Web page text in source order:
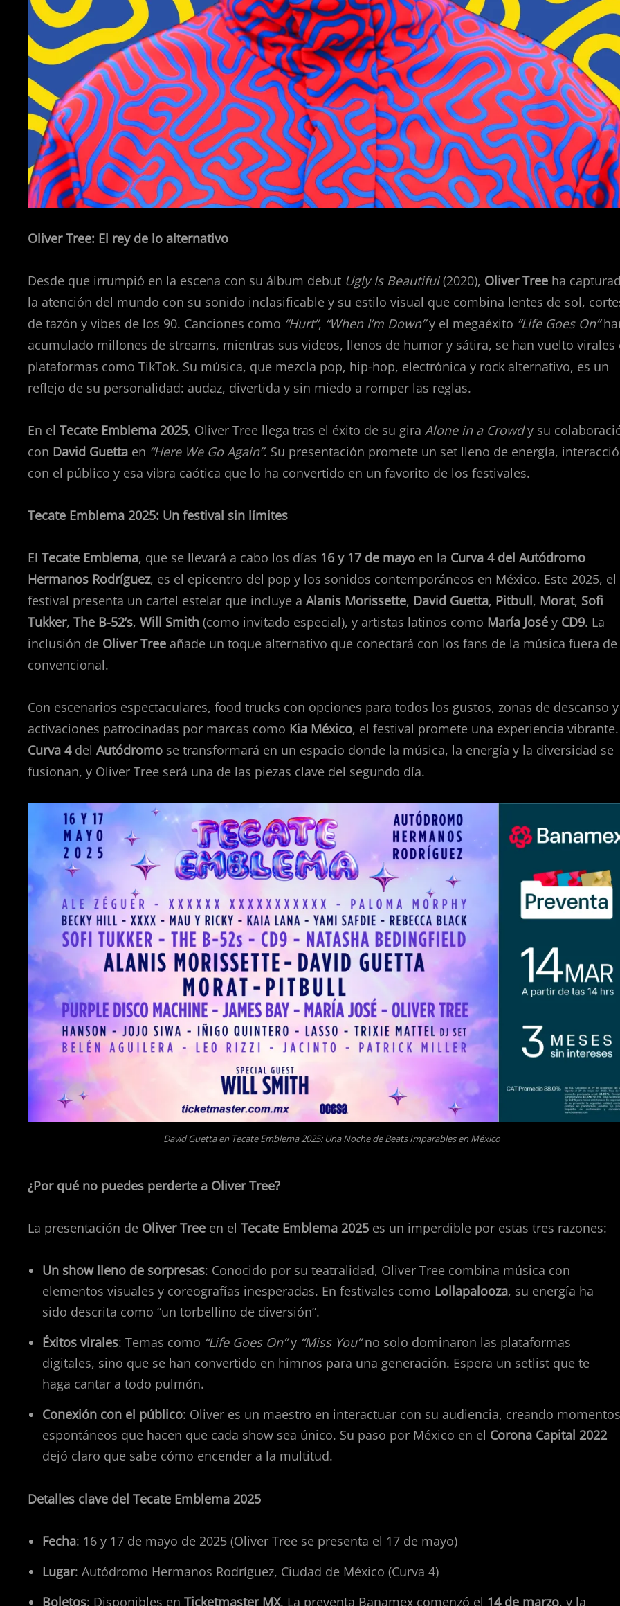
Oliver Tree: El rey de lo alternativo
Desde que irrumpió en la escena con su álbum debut Ugly Is Beautiful(2020), Oliver Tree ha
la atención del mundo con su sonido inclasificable y su estilo visual que combina lentes de sol,
de tazón y vibes de los 90. Canciones como “Hurt”, “When I’m Down”y el megaéxito “Life Goes On”
acumulado millones de streams, mientras sus videos, llenos de humor y sátira, se han vuelto virales
plataformas como TikTok. Su música, que mezcla pop, hip-hop, electrónica y rock alternativo, es un
reflejo de su personalidad: audaz, divertida y sin miedo a romper las reglas.
En el Tecate Emblema 2025, Oliver Tree llega tras el éxito de su gira Alone in a Crowdy su
con David Guetta en “Here We Go Again”. Su presentación promete un set lleno de energía,
con el público y esa vibra caótica que lo ha convertido en un favorito de los festivales.
Tecate Emblema 2025: Un festival sin límites
El Tecate Emblema, que se llevará a cabo los días 16 y 17 de mayo en la Curva 4 del Autódromo
Hermanos Rodríguez, es el epicentro del pop y los sonidos contemporáneos en México. Este 2025, el
festival presenta un cartel estelar que incluye a Alanis Morissette, David Guetta, Pitbull, Morat, Sofi
Tukker, The B-52’s, Will Smith (como invitado especial), y artistas latinos como María José y CD9. La
inclusión de Oliver Tree añade un toque alternativo que conectará con los fans de la música fuera
convencional.
Con escenarios espectaculares, food trucks con opciones para todos los gustos, zonas de descanso y
activaciones patrocinadas por marcas como Kia México, el festival promete una experiencia
Curva 4del Autódromo se transformará en un espacio donde la música, la energía y la diversidad se
fusionan, y Oliver Tree será una de las piezas clave del segundo día.
David Guetta en Tecate Emblema 2025: Una Noche de Beats Imparables en México
¿Por qué no puedes perderte a Oliver Tree?
La presentación de Oliver Tree en el Tecate Emblema 2025 es un imperdible por estas tres razones:
Un show lleno de sorpresas: Conocido por su teatralidad, Oliver Tree combina música con
elementos visuales y coreografías inesperadas. En festivales como Lollapalooza, su energía ha
sido descrita como “un torbellino de diversión”.
Éxitos virales: Temas como “Life Goes On”y “Miss You”no solo dominaron las plataformas
digitales, sino que se han convertido en himnos para una generación. Espera un setlist que te
haga cantar a todo pulmón.
Conexión con el público: Oliver es un maestro en interactuar con su audiencia, creando momentos
espontáneos que hacen que cada show sea único. Su paso por México en el Corona Capital 2022
dejó claro que sabe cómo encender a la multitud.
Detalles clave del Tecate Emblema 2025
Fecha: 16 y 17 de mayo de 2025 (Oliver Tree se presenta el 17 de mayo)
Lugar: Autódromo Hermanos Rodríguez, Ciudad de México (Curva 4)
Boletos: Disponibles en Ticketmaster MX. La preventa Banamex comenzó el 14 de marzo, y la